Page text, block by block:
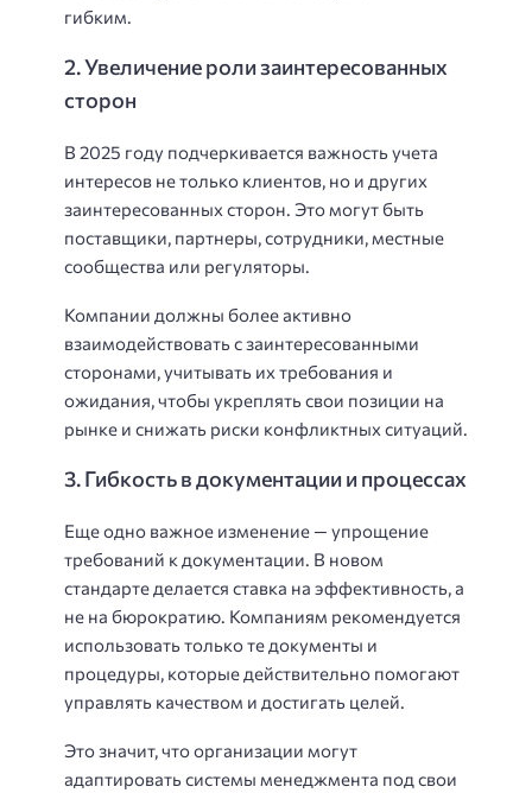
гибким.
2. Увеличение роли заинтересованных
сторон
В 2025 году подчеркивается важность учета
интересов не только клиентов, но и других
заинтересованных сторон. Это могут быть
поставщики, партнеры, сотрудники, местные
сообщества или регуляторы.
Компании должны более активно
взаимодействовать с заинтересованными
сторонами, учитывать их требования и
ожидания, чтобы укреплять свои позиции на
рынке и снижать риски конфликтных ситуаций.
3. Гибкость в документации и процессах
Еще одно важное изменение — упрощение
требований к документации. В новом
стандарте делается ставка на эффективность, а
не на бюрократию. Компаниям рекомендуется
использовать только те документы и
процедуры, которые действительно помогают
управлять качеством и достигать целей.
Это значит, что организации могут
адаптировать системы менеджмента под свои